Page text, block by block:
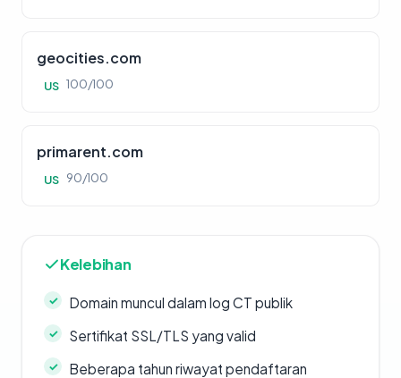
geocities.com
US 100/100
primarent.com
US 90/100
Kelebihan
Domain muncul dalam log CT publik
Sertifikat SSL/TLS yang valid
Beberapa tahun riwayat pendaftaran